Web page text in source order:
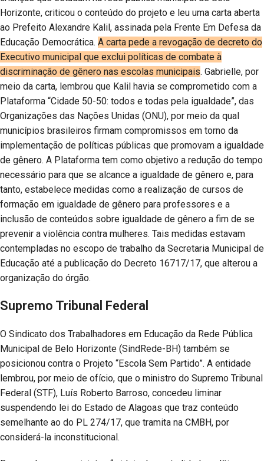
Horizonte, criticou o conteúdo do projeto e leu uma carta aberta
ao Prefeito Alexandre Kalil, assinada pela Frente Em Defesa da
Educação Democrática. A carta pede a revogação de decreto do
Executivo municipal que exclui políticas de combate à
discriminação de gênero nas escolas municipais. Gabrielle, por
meio da carta, lembrou que Kalil havia se comprometido com a
Plataforma “Cidade 50-50: todos e todas pela igualdade”, das
Organizações das Nações Unidas (ONU), por meio da qual
municípios brasileiros firmam compromissos em torno da
implementação de políticas públicas que promovam a igualdade
de gênero. A Plataforma tem como objetivo a redução do tempo
necessário para que se alcance a igualdade de gênero e, para
tanto, estabelece medidas como a realização de cursos de
formação em igualdade de gênero para professores e a
inclusão de conteúdos sobre igualdade de gênero a fim de se
prevenir a violência contra mulheres. Tais medidas estavam
contempladas no escopo de trabalho da Secretaria Municipal de
Educação até a publicação do Decreto 16717/17, que alterou a
organização do órgão.
Supremo Tribunal Federal
O Sindicato dos Trabalhadores em Educação da Rede Pública
Municipal de Belo Horizonte (SindRede-BH) também se
posicionou contra o Projeto “Escola Sem Partido”. A entidade
lembrou, por meio de ofício, que o ministro do Supremo Tribunal
Federal (STF), Luís Roberto Barroso, concedeu liminar
suspendendo lei do Estado de Alagoas que traz conteúdo
semelhante ao do PL 274/17, que tramita na CMBH, por
considerá-la inconstitucional.